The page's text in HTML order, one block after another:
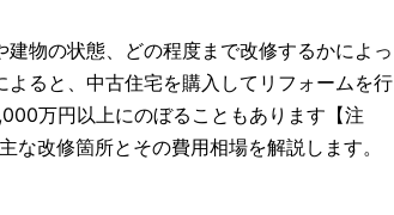
物の状態、どの程度まで改修するかによっ
ると、中古住宅を購入してリフォームを行
万円以上にのぼることもあります【注
な改修箇所とその費用相場を解説します。